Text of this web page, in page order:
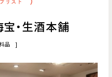
・生酒本舗
品 ]